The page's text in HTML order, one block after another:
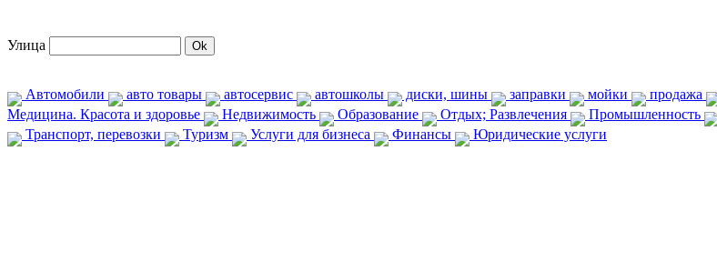
Улица
Автомобили авто товары автосервис автошколы диски, шины заправки мойки продажа
Медицина. Красота и здоровье
Недвижимость Образование Отдых; Развлечения Промышленность
Транспорт, перевозки
Туризм Услуги для бизнеса Финансы Юридические услуги